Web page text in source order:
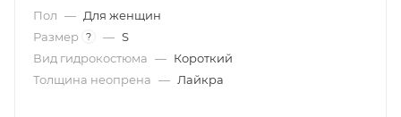
Пол — Для женщин
Размер
? — S
Вид гидрокостюма — Короткий
Толщина неопрена — Лайкра